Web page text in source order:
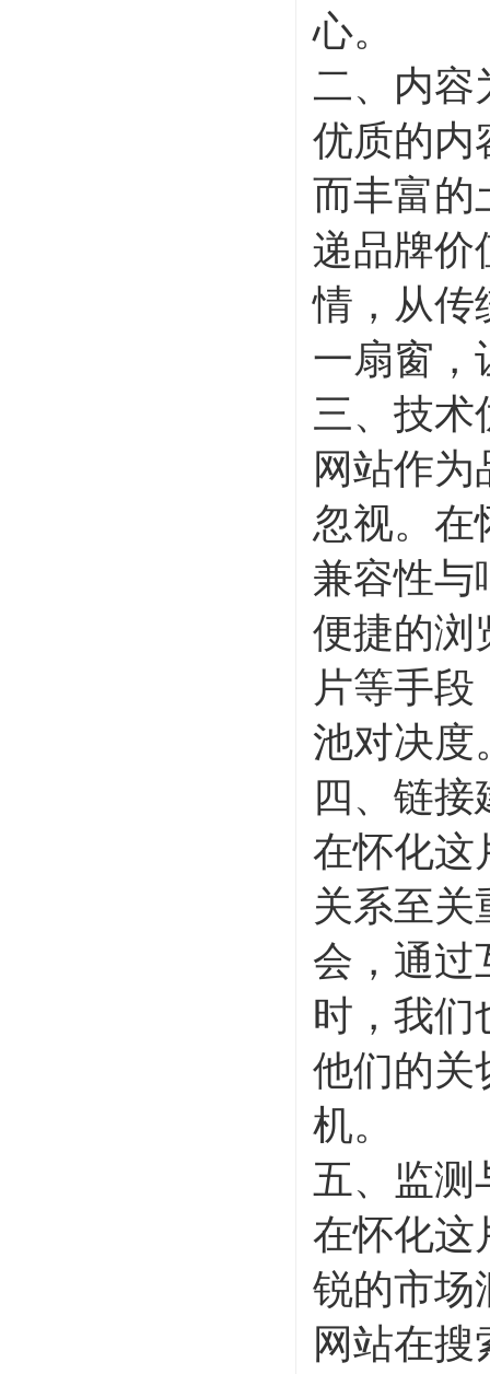
心。
二、内容
优质的内
而丰富的
递品牌价
情，从传
一扇窗，
三、技术
网站作
忽视。在
兼容性与
便捷的浏
片等手
池对决度
四、链
在怀化这
关系至关
会，通过
时，我们
他们的关
机。
五、监测
在怀化这
锐的市场
网站在